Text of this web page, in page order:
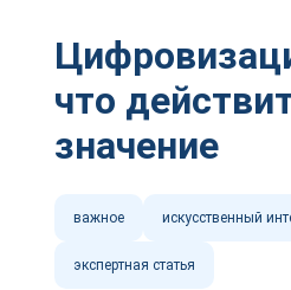
что
значение⠀
важное искусственный
экспертная статья